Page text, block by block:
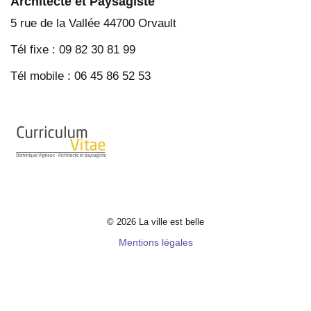
5 rue de la Vallée 44700 Orvault
Tél fixe : 09 82 30 81 99
Tél mobile : 06 45 86 52 53
© 2026 La ville est belle
Mentions légales